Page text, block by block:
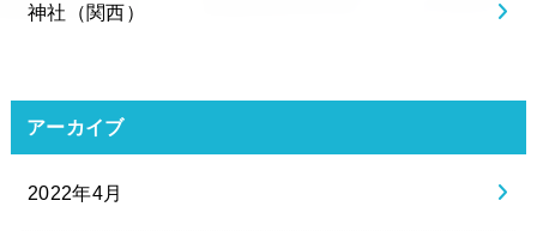
神社（関西）
アーカイブ
2022年4月